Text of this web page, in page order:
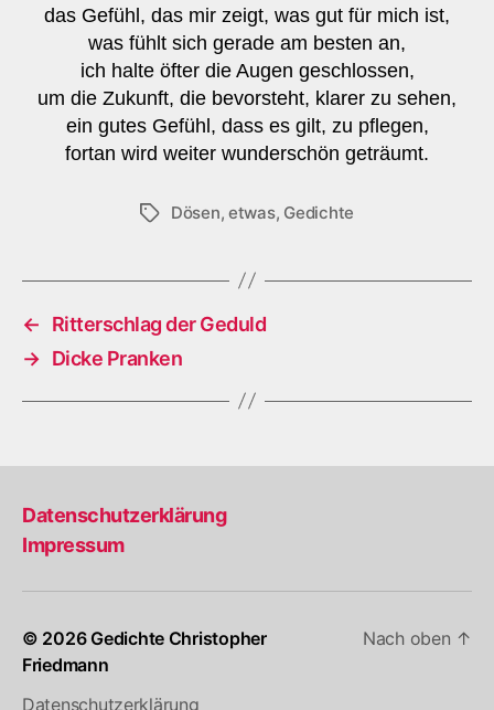
das Gefühl, das mir zeigt, was gut für mich ist,
was fühlt sich gerade am besten an,
ich halte öfter die Augen geschlossen,
um die Zukunft, die bevorsteht, klarer zu sehen,
ein gutes Gefühl, dass es gilt, zu pflegen,
fortan wird weiter wunderschön geträumt.
Schlagwörter
Dösen, etwas, Gedichte
←
Ritterschlag der Geduld
→ Dicke Pranken
Datenschutzerklärung
Impressum
© 2026 Gedichte Christopher
Friedmann
Datenschutzerklärung
Nach oben ↑